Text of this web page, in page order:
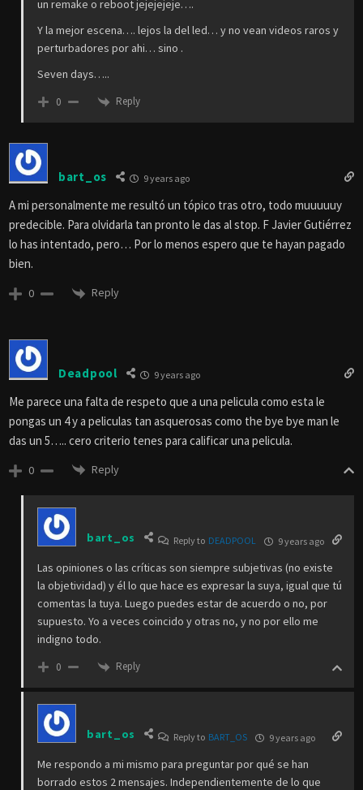
un remake o reboot jejejejeje….
Y la mejor escena…. lejos la del led… y no vean videos raros y
perturbadores por ahi… sino .
Seven days…..
0 Reply
bart_os 9 years ago
A mi personalmente me resultó un tópico tras otro, todo muuuuuy
predecible. Para olvidarla tan pronto le das al stop. F Javier Gutiérrez
lo has intentado, pero… Por lo menos espero que te hayan pagado
bien.
0 Reply
Deadpool 9 years ago
Me parece una falta de respeto que a una pelicula como esta le
pongas un 4 y a peliculas tan asquerosas como the bye bye man le
das un 5….. cero criterio tenes para calificar una pelicula.
0 Reply
bart_os Reply to DEADPOOL 9 years ago
Las opiniones o las críticas son siempre subjetivas (no existe
la objetividad) y él lo que hace es expresar la suya, igual que tú
comentas la tuya. Luego puedes estar de acuerdo o no, por
supuesto. Yo a veces coincido y otras no, y no por ello me
indigno todo.
0 Reply
bart_os Reply to BART_OS 9 years ago
Me respondo a mi mismo para preguntar por qué se han
borrado estos 2 mensajes. Independientemente de lo que